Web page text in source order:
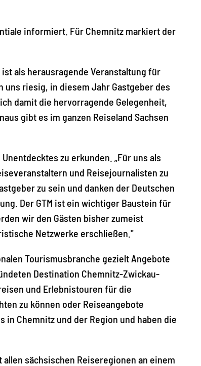
informiert. Für Chemnitz markiert der
als herausragende Veranstaltung für
riesig, in diesem Jahr Gastgeber des
damit die hervorragende Gelegenheit,
gibt es im ganzen Reiseland Sachsen
zu erkunden. „Für uns als
und Reisejournalisten zu
zu sein und danken der Deutschen
Der GTM ist ein wichtiger Baustein für
wir den Gästen bisher zumeist
Netzwerke erschließen."
Tourismusbranche gezielt Angebote
Destination Chemnitz-Zwickau-
und Erlebnistouren für die
zu können oder Reiseangebote
Chemnitz und der Region und haben die
allen sächsischen Reiseregionen an einem